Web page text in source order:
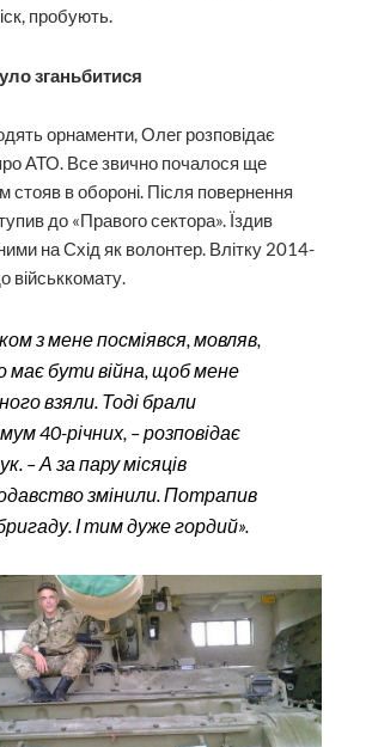
пробують.
зганьбитися
орнаменти, Олег розповідає
АТО. Все звично почалося ще
стояв в обороні. Після повернення
до «Правого сектора». Їздив
ними на Схід як волонтер. Влітку 2014-
військкомату.
з мене посміявся, мовляв,
має бути війна, щоб мене
взяли. Тоді брали
40-річних, – розповідає
– А за пару місяців
змінили. Потрапив
І тим дуже гордий».